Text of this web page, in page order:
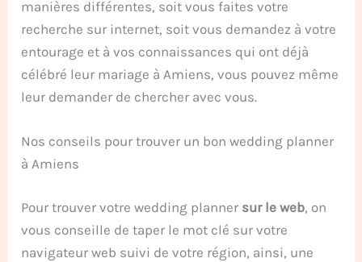
manières différentes, soit vous faites votre
recherche sur internet, soit vous demandez à votre
entourage et à vos connaissances qui ont déjà
célébré leur mariage à Amiens, vous pouvez même
leur demander de chercher avec vous.
Nos conseils pour trouver un bon wedding planner
à Amiens
Pour trouver votre wedding planner sur le web, on
vous conseille de taper le mot clé sur votre
navigateur web suivi de votre région, ainsi, une